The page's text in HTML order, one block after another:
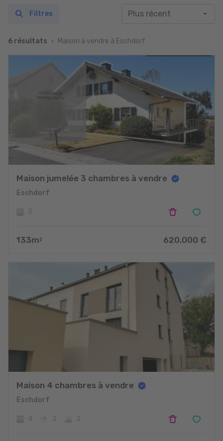
6 résultats Maison à vendre à Eschdorf
Filtres
Maison jumelée 3 chambres à vendre
Eschdorf
133m 2 620.000 €
Maison 4 chambres à vendre
Eschdorf